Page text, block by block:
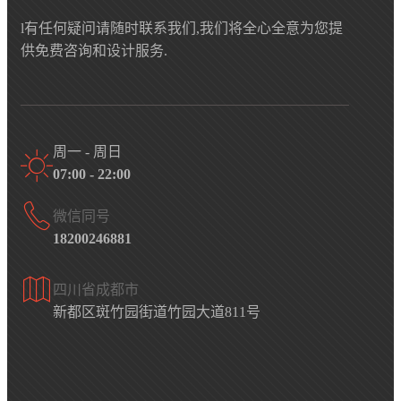
l有任何疑问请随时联系我们,我们将全心全意为您提
供免费咨询和设计服务.
周一 - 周日
07:00 - 22:00
微信同号
18200246881
四川省成都市
新都区斑竹园街道竹园大道811号